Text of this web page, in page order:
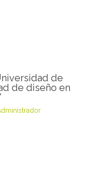
de
de diseño en